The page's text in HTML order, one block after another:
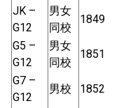
JK –
G12
男女
同校
1849
G5 –
G12
男女
同校
1851
G7 –
G12
男校 1852